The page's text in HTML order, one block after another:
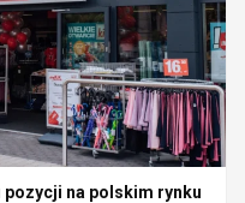
pozycji na polskim rynku